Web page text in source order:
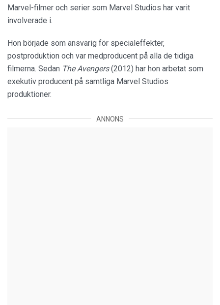
Marvel-filmer och serier som Marvel Studios har varit
involverade i.
Hon började som ansvarig för specialeffekter,
postproduktion och var medproducent på alla de tidiga
filmerna. Sedan The Avengers(2012) har hon arbetat som
exekutiv producent på samtliga Marvel Studios
produktioner.
ANNONS